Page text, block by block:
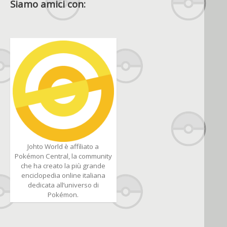
Siamo amici con:
Johto World è affiliato a
Pokémon Central, la community
che ha creato la più grande
enciclopedia online italiana
dedicata all’universo di
Pokémon.